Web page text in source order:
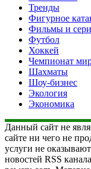
Тренды
Фигурное
Фильмы и
Футбол
Хоккей
Чемпионат
Шахматы
Шоу-бизнес
Экология
Экономика
Данный сайт не
сайте ни чего не
услуги не
новостей RSS